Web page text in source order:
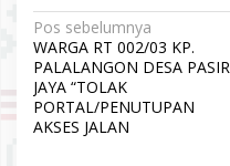
N
a
v
i
Pos sebelumnya
WARGA RT 002/03 KP.
PALALANGON DESA PASIR
JAYA “TOLAK
PORTAL/PENUTUPAN
AKSES JALAN